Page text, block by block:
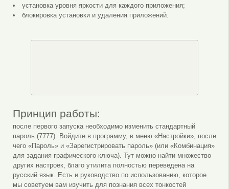
установка уровня яркости для каждого приложения;
блокировка установки и удаления приложений.
Принцип работы:
после первого запуска необходимо изменить стандартный
пароль (7777). Войдите в программу, в меню «Настройки», после
чего «Пароль» и «Зарегистрировать пароль» (или «Комбинация»
для задания графического ключа). Тут можно найти множество
других настроек, благо утилита полностью переведена на
русский язык. Есть и руководство по использованию, которое
мы советуем вам изучить для познания всех тонкостей